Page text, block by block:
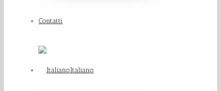
Contatti
Italiano